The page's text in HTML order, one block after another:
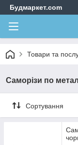
Будмаркет.com
Товари та
Саморізи по
Сортування